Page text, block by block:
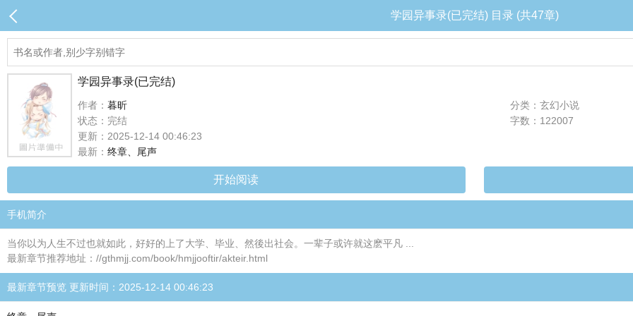
学园异事录(已完结) 目录 (共47章)
学园异事录(已完结)
作者： 暮昕
分类：玄幻小说
状态：完结
字数：122007
更新：2025-12-14 00:46:23
最新： 终章、尾声
开始阅读
手机简介
当你以为人生不过也就如此，好好的上了大学、毕业、然後出社会。一辈子或许就这麽平凡 ...
最新章节推荐地址：//gthmjj.com/book/hmjjooftir/akteir.html
最新章节预览 更新时间：2025-12-14 00:46:23